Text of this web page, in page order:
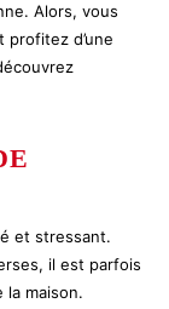
Alors, vous
d’une
et stressant.
il est parfois
la maison.